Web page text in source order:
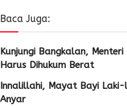
Baca Juga:
Kunjungi Bangkalan,
Harus Dihukum Berat
Innalillahi, Mayat Bayi Laki-
Anyar